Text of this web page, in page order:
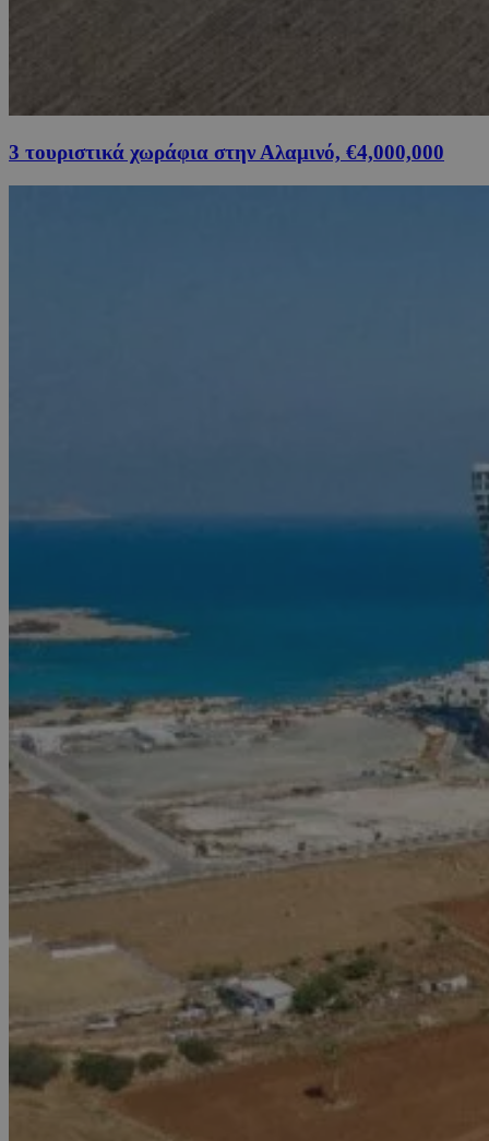
3 τουριστικά χωράφια στην Αλαμινό, €4,000,000